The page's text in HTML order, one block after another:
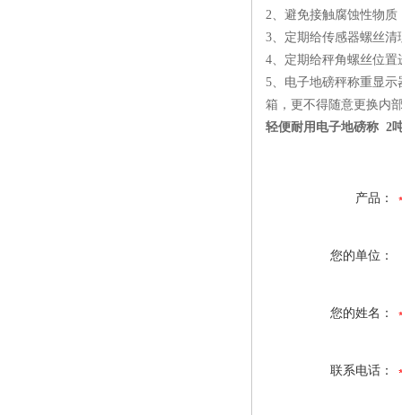
2、避免接触腐蚀性物
3、定期给传感器螺丝
4、定期给秤角螺丝位
5、电子地磅秤称重显
箱，更不得随意更换内
轻便耐用电子地磅称 2
产品：
您的单位：
您的姓名：
联系电话：